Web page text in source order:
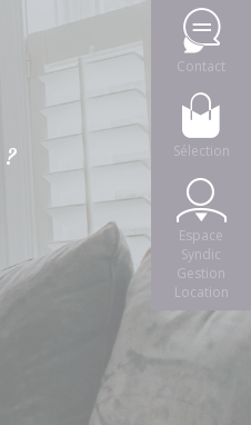
Contact
Sélection
Espace
Syndic
Gestion
Location